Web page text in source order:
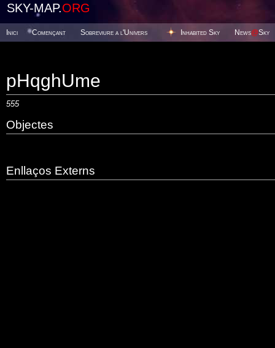
SKY-MAP.ORG
Inici Començant Sobreviure a l'Univers Inhabited Sky News@Sky
pHqghUme
555
Objectes
Enllaços Externs